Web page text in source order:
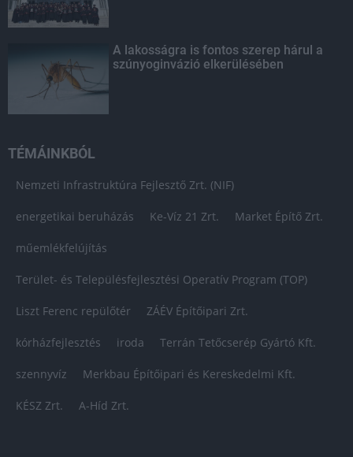
A lakosságra is fontos szerep hárul a
szúnyoginvázió elkerülésében
TÉMÁINKBÓL
Nemzeti Infrastruktúra Fejlesztő Zrt. (NIF)
energetikai beruházás Ke-Víz 21 Zrt. Market Építő Zrt.
műemlékfelújítás
Terület- és Településfejlesztési Operatív Program (TOP)
Liszt Ferenc repülőtér ZÁÉV Építőipari Zrt.
kórházfejlesztés iroda Terrán Tetőcserép Gyártó Kft.
szennyvíz Merkbau Építőipari és Kereskedelmi Kft.
KÉSZ Zrt. A-Híd Zrt.